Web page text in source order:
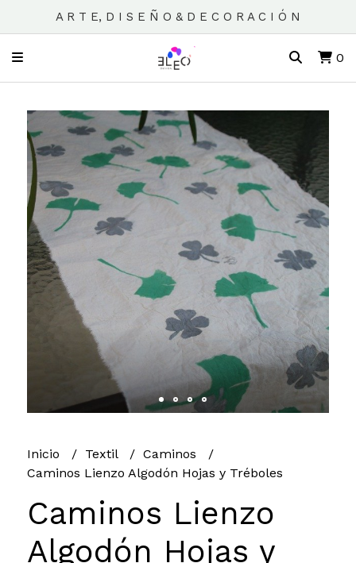
A R T E, D I S E Ñ O & D E C O R A C I Ó N
0
Inicio Textil
Caminos
Caminos Lienzo Algodón Hojas y Tréboles
Caminos Lienzo
Algodón Hojas y